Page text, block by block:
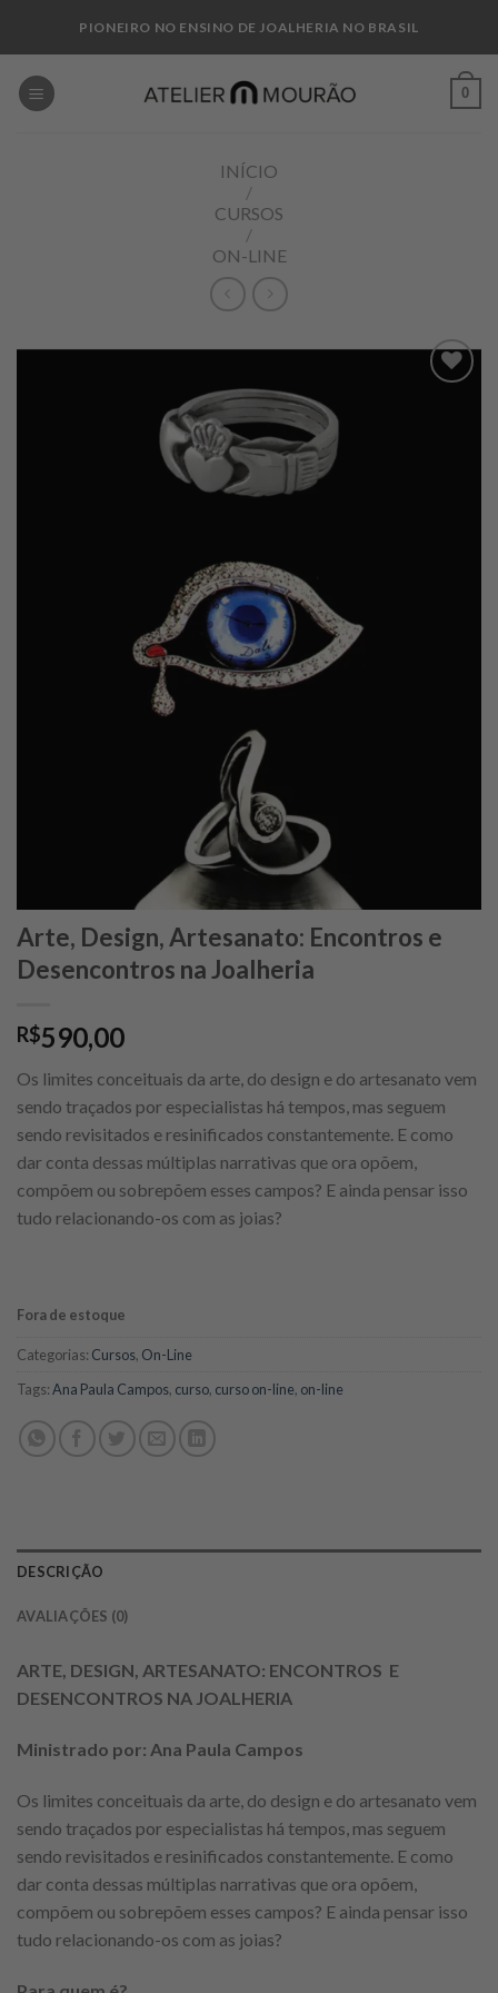
PIONEIRO NO ENSINO DE JOALHERIA NO BRASIL
0
INÍCIO
/
CURSOS
/
ON-LINE
Arte, Design, Artesanato: Encontros e
Desencontros na Joalheria
R$590,00
Os limites conceituais da arte, do design e do artesanato vem
sendo traçados por especialistas há tempos, mas seguem
sendo revisitados e resinificados constantemente. E como
dar conta dessas múltiplas narrativas que ora opõem,
compõem ou sobrepõem esses campos? E ainda pensar isso
tudo relacionando-os com as joias?
Fora de estoque
Categorias: Cursos, On-Line
Tags:Ana Paula Campos, curso, curso on-line, on-line
DESCRIÇÃO
AVALIAÇÕES (0)
ARTE, DESIGN, ARTESANATO: ENCONTROS E
DESENCONTROS NA JOALHERIA
Ministrado por: Ana Paula Campos
Os limites conceituais da arte, do design e do artesanato vem
sendo traçados por especialistas há tempos, mas seguem
sendo revisitados e resinificados constantemente. E como
dar conta dessas múltiplas narrativas que ora opõem,
compõem ou sobrepõem esses campos? E ainda pensar isso
tudo relacionando-os com as joias?